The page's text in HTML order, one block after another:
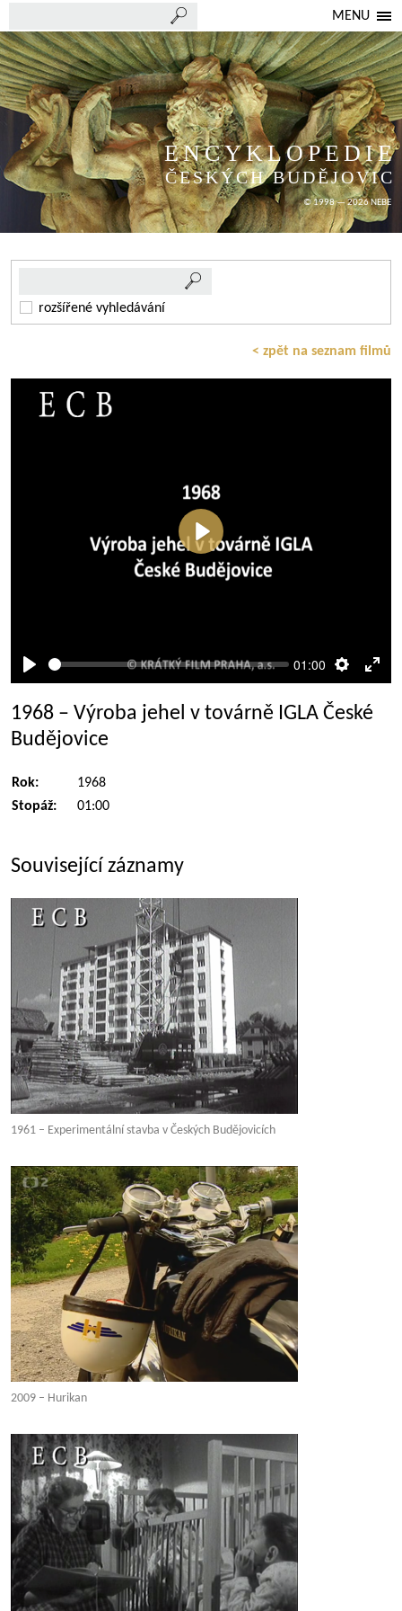
MENU
ENCYKLOPEDIE
ČESKÝCH BUDĚJOVIC
© 1998 — 2026 NEBE
rozšířené vyhledávání
< zpět na seznam filmů
Přehrát
01:00
Přehrát
1968 – Výroba jehel v továrně IGLA České
Budějovice
Rok:
1968
Stopáž:
01:00
Související záznamy
1961 – Experimentální stavba v Českých Budějovicích
2009 – Hurikan